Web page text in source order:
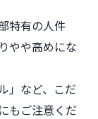
特有の人件
やや高めにな
」など、こだ
もご注意くだ